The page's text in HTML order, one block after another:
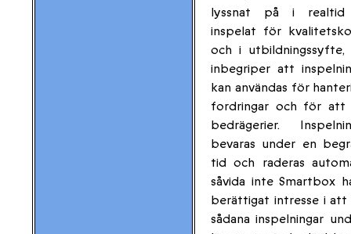
lyssnat på i realtid
inspelat för
och i utbildningssyfte,
inbegriper att
kan användas för
fordringar och för att
bedrägerier.
bevaras under en
tid och raderas
såvida inte Smartbox
berättigat intresse i att
sådana inspelningar